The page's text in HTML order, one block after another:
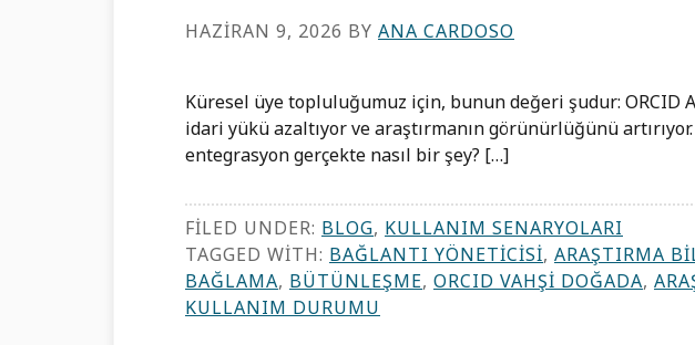
HAZIRAN 9, 2026 BY ANA CARDOSO
Küresel üye topluluğumuz için, bunun değeri şudur: ORCID
idari yükü azaltıyor ve araştırmanın görünürlüğünü
entegrasyon gerçekte nasıl bir şey? […]
FILED UNDER: BLOG, KULLANIM SENARYOLARI
TAGGED WITH: BAĞLANTI YÖNETICISI, ARAŞTIRMA
BAĞLAMA, BÜTÜNLEŞME, ORCID VAHŞI DOĞADA,
KULLANIM DURUMU